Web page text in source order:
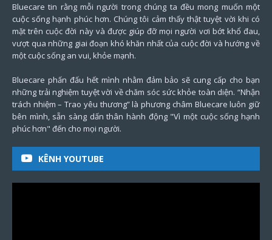
Bluecare tin rằng mỗi người trong chúng ta đều mong muốn một
cuộc sống hạnh phúc hơn. Chúng tôi cảm thấy thật tuyệt vời khi có
mặt trên cuộc đời này và được giúp đỡ mọi người vơi bớt khổ đau,
vượt qua những giai đoạn khó khăn nhất của cuộc đời và hướng về
một cuộc sống an vui, khỏe mạnh.
Bluecare phấn đấu hết mình nhằm đảm bảo sẽ cung cấp cho bạn
những trải nghiệm tuyệt vời về chăm sóc sức khỏe toàn diện. “Nhận
trách nhiệm – Trao yêu thương” là phương châm Bluecare luôn giữ
bên mình, sẵn sàng dấn thân hành động "Vì một cuộc sống hạnh
phúc hơn" đến cho mọi người.
KÊNH YOUTUBE